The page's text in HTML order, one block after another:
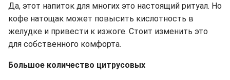
Да, этот напиток для многих это настоящий ритуал. Но
кофе натощак может повысить кислотность в
желудке и привести к изжоге. Стоит изменить это
для собственного комфорта.
Большое количество цитрусовых